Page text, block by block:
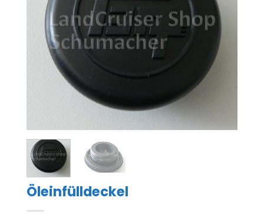
Öleinfülldeckel